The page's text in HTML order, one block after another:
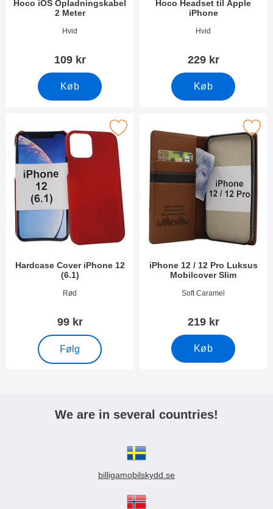
Hoco iOS Opladningskabel
2 Meter
Varenr 10955Hvid
109 kr
Køb
Hoco Headset til Apple
iPhone
Varenr 25210Hvid
229 kr
Køb
Hardcase Cover iPhone 12
(6.1)
Varenr 38135Rød
99 kr
Følg
, Hardcase Cover iPhone 12 (6.1)
Marker hardcase Cover iPhone 12 (6.1) som favorit
iPhone 12 / 12 Pro Luksus
Mobilcover Slim
Varenr 55443Soft Caramel
219 kr
Køb
Marker iPhone 12 / 12 Pro Luksus
We are in several countries!
billigamobilskydd.se